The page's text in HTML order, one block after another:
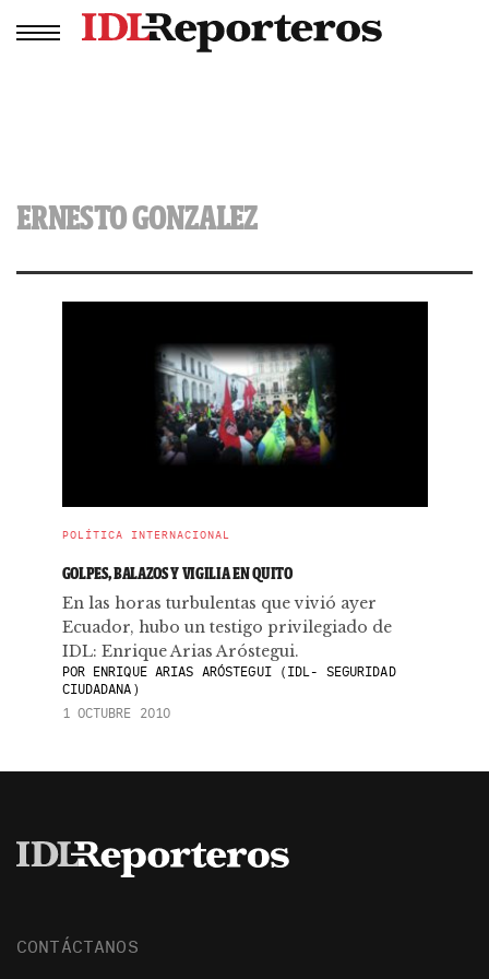
ERNESTO GONZALEZ
POLÍTICA INTERNACIONAL
GOLPES, BALAZOS Y VIGILIA EN QUITO
En las horas turbulentas que vivió ayer
Ecuador, hubo un testigo privilegiado de
IDL: Enrique Arias Aróstegui.
PORENRIQUE ARIAS ARÓSTEGUI (IDL- SEGURIDAD
CIUDADANA)
1 OCTUBRE 2010
CONTÁCTANOS